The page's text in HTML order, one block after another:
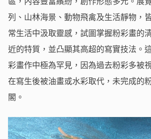
列、山林海景、動物飛禽及生活靜物，
常生活中汲取靈感，試圖掌握粉彩畫的
近的特質，並凸顯其高超的寫實技法。
彩畫作中極為罕見，因為過去粉彩多被
在寫生後被油畫或水彩取代，未完成的
閣。